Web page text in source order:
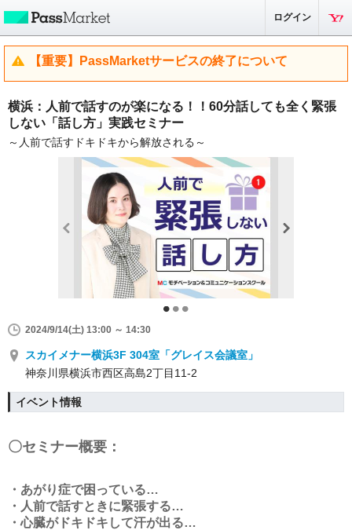
ログイン
【重要】PassMarketサービスの終了について
横浜：人前で話すのが楽になる！！60分話しても全く緊張
しない「話し方」実践セミナー
～人前で話すドキドキから解放される～
2024/9/14(土) 13:00 ～ 14:30
スカイメナー横浜3F 304室「グレイス会議室」
神奈川県横浜市西区高島2丁目11-2
イベント情報
〇セミナー概要：
・あがり症で困っている…
・人前で話すときに緊張する…
・心臓がドキドキして汗が出る…